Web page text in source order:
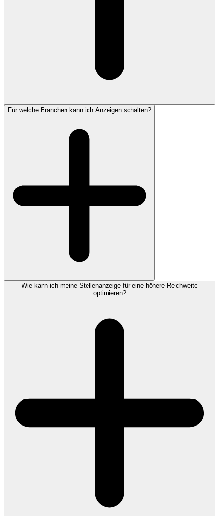
Für welche Branchen kann ich Anzeigen schalten?
Wie kann ich meine Stellenanzeige für eine höhere Reichweite
optimieren?